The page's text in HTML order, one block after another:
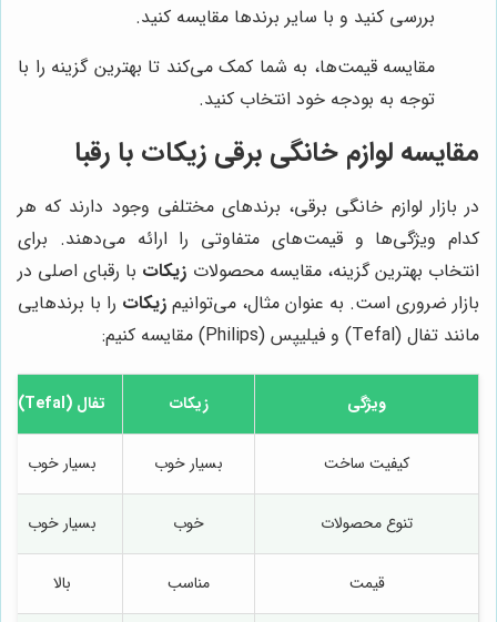
بررسی کنید و با سایر برندها مقایسه کنید.
مقایسه قیمت‌ها، به شما کمک می‌کند تا بهترین گزینه را با
توجه به بودجه خود انتخاب کنید.
مقایسه لوازم خانگی برقی زیکات با رقبا
در بازار لوازم خانگی برقی، برندهای مختلفی وجود دارند که هر
کدام ویژگی‌ها و قیمت‌های متفاوتی را ارائه می‌دهند. برای
انتخاب بهترین گزینه، مقایسه محصولات زیکات با رقبای اصلی در
بازار ضروری است. به عنوان مثال، می‌توانیم زیکات را با برندهایی
مانند تفال (Tefal) و فیلیپس (Philips) مقایسه کنیم:
ویژگی زیکات تفال (Tefal)
کیفیت ساخت بسیار خوب بسیار خوب
تنوع محصولات خوب بسیار خوب
قیمت مناسب بالا